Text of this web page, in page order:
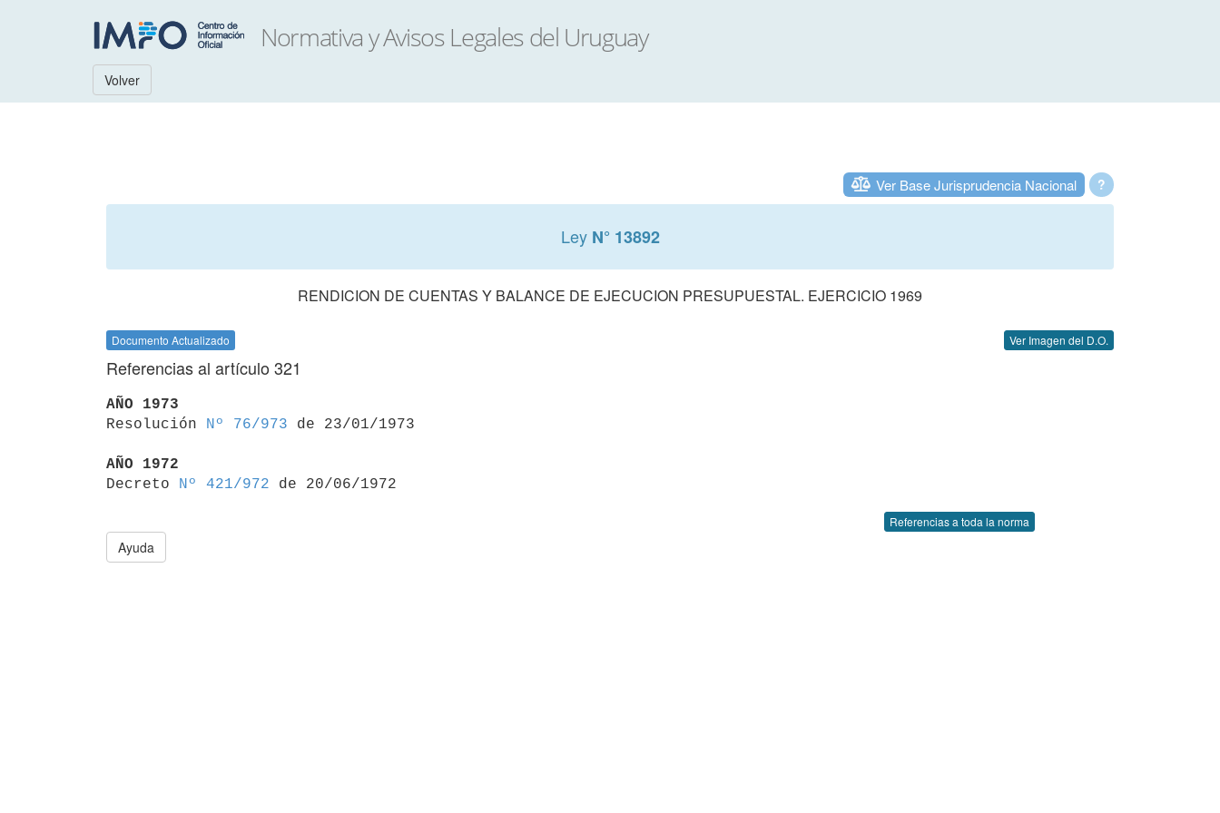
Volver
?
Ver Base Jurisprudencia Nacional
Ley N° 13892
RENDICION DE CUENTAS Y BALANCE DE EJECUCION PRESUPUESTAL. EJERCICIO 1969
Documento Actualizado Ver Imagen del D.O.
Referencias al artículo 321
AÑO 1973
Resolución
Nº 76/973 de 23/01/1973
AÑO 1972
Decreto
Nº 421/972
Referencias a toda la norma
Ayuda